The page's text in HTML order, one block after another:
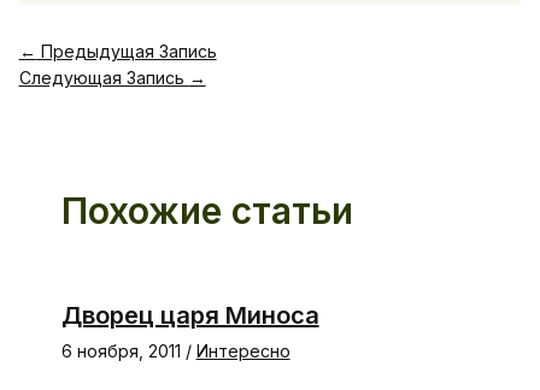
← Предыдущая Запись
Следующая Запись →
Похожие статьи
Дворец царя Миноса
6 ноября, 2011 / Интересно